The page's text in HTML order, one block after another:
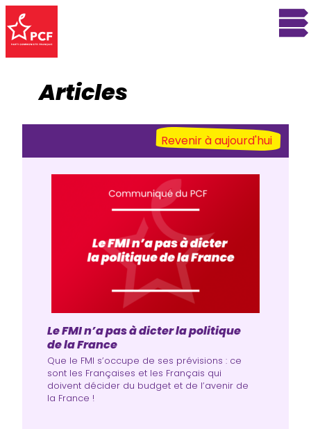
Articles
Revenir à aujourd'hui
Le FMI n’a pas à dicter la politique
de la France
Que le FMI s’occupe de ses prévisions : ce
sont les Françaises et les Français qui
doivent décider du budget et de l’avenir de
la France !